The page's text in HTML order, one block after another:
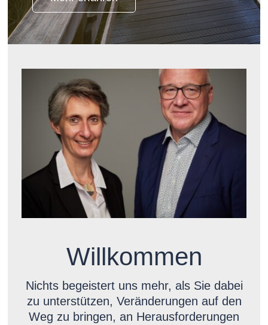
Willkommen
Nichts begeistert uns mehr, als Sie dabei
zu unterstützen, Veränderungen auf den
Weg zu bringen, an Herausforderungen